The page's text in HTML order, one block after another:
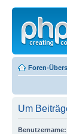
Foren-
Um
Benutzername: